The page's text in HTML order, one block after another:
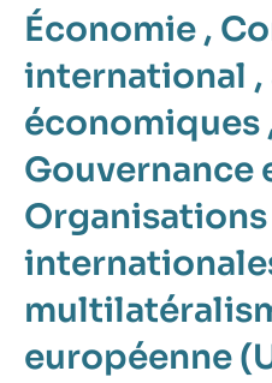
Économie ,
international ,
économiques
Gouvernance
Organisations
européenne